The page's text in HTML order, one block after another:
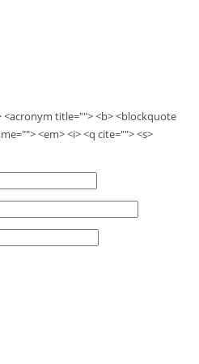
title=""> <b> <blockquote
<em> <i> <q cite=""> <s>